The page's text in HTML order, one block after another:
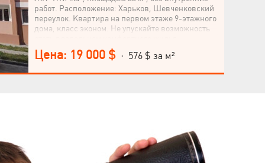
работ. Расположение: Харьков, Шевченковский
переулок. Квартира на первом этаже 9-этажного
дома, класс эконом. Не упускайте возможность
Обращайтесь сейчас!
Цена: 19 000 $ · 576 $ за м²